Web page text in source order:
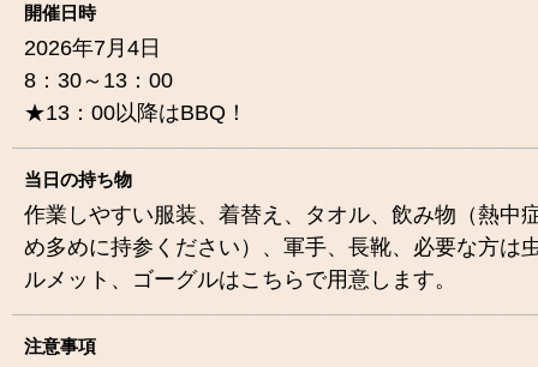
開催日時
2026年7月4日
8：30～13：00
★13：00以降はBBQ！
当日の持ち物
作業しやすい服装、着替え、タオル、飲み物（熱中
め多めに持参ください）、軍手、長靴、必要な方は
ルメット、ゴーグルはこちらで用意します。
注意事項